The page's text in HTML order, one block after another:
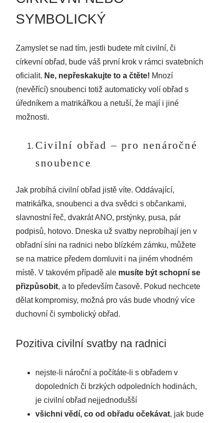
SYMBOLICKÝ
Zamyslet se nad tím, jestli budete mít civilní, či
církevní obřad, bude váš první krok v rámci svatebních
oficialit. Ne, nepřeskakujte to a čtěte! Mnozí
(nevěřící) snoubenci totiž automaticky volí obřad s
úředníkem a matrikářkou a netuší, že mají i jiné
možnosti.
Civilní obřad – pro nenáročné
snoubence
Jak probíhá civilní obřad jistě víte. Oddávající,
matrikářka, snoubenci a dva svědci s občankami,
slavnostní řeč, dvakrát ANO, prstýnky, pusa, pár
podpisů, hotovo. Dneska už svatby neprobíhají jen v
obřadní síni na radnici nebo blízkém zámku, můžete
se na matrice předem domluvit i na jiném vhodném
místě. V takovém případě ale musíte být schopní se
přizpůsobit, a to především časově. Pokud nechcete
dělat kompromisy, možná pro vás bude vhodný více
duchovní či symbolický obřad.
Pozitiva civilní svatby na radnici
nejste-li nároční a počítáte-li s obřadem v
dopoledních či brzkých odpoledních hodinách,
je civilní obřad nejjednodušší
všichni vědí, co od obřadu očekávat, jak bude